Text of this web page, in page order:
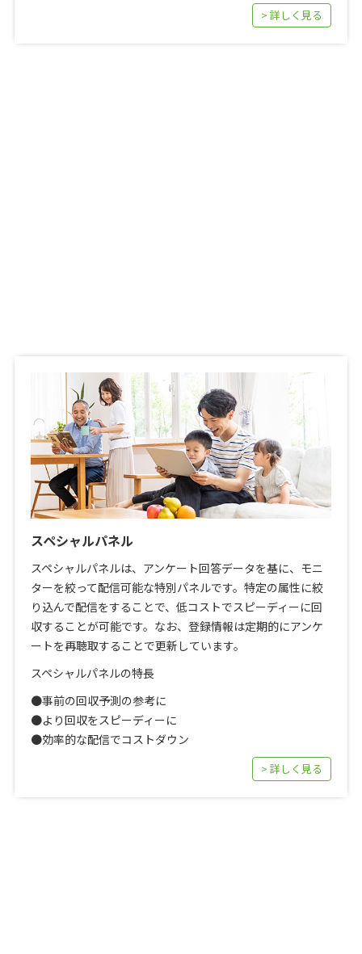
> 詳しく見る
スペシャルパネル
スペシャルパネルは、アンケート回答データを基に、モニ
ターを絞って配信可能な特別パネルです。特定の属性に絞
り込んで配信をすることで、低コストでスピーディーに回
収することが可能です。なお、登録情報は定期的にアンケ
ートを再聴取することで更新しています。
スペシャルパネルの特長
●事前の回収予測の参考に
●より回収をスピーディーに
●効率的な配信でコストダウン
> 詳しく見る